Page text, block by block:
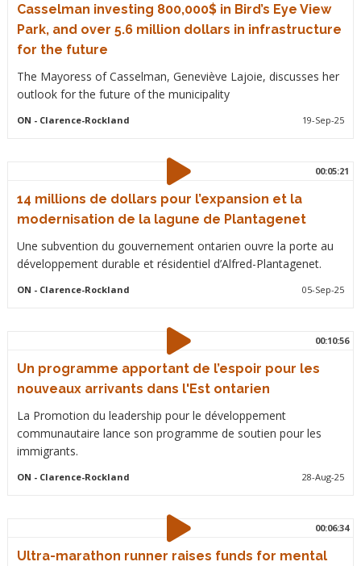
Casselman investing 800,000$ in Bird’s Eye View
Park, and over 5.6 million dollars in infrastructure
for the future
The Mayoress of Casselman, Geneviève Lajoie, discusses her
outlook for the future of the municipality
ON - Clarence-Rockland 19-Sep-25
00:05:21
14 millions de dollars pour l’expansion et la
modernisation de la lagune de Plantagenet
Une subvention du gouvernement ontarien ouvre la porte au
développement durable et résidentiel d’Alfred-Plantagenet.
ON - Clarence-Rockland 05-Sep-25
00:10:56
Un programme apportant de l’espoir pour les
nouveaux arrivants dans l'Est ontarien
La Promotion du leadership pour le développement
communautaire lance son programme de soutien pour les
immigrants.
ON - Clarence-Rockland 28-Aug-25
00:06:34
Ultra-marathon runner raises funds for mental